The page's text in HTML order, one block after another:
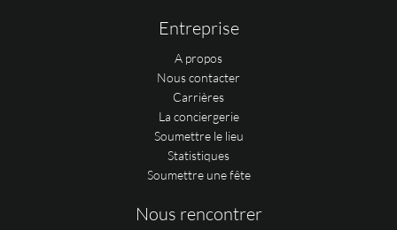
Entreprise
A propos
Nous contacter
Carrières
La conciergerie
Soumettre le lieu
Statistiques
Soumettre une fête
Nous rencontrer